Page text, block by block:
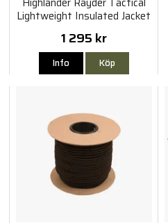
Lightweight Insulated Jacket
1 295 kr
Info Köp